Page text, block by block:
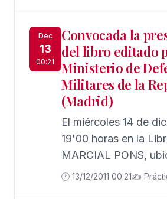
Dec
13
00:21
Convocada la
del libro editado
Ministerio de
Militares de la
(Madrid)
El miércoles 14 de
19'00 horas en la
MARCIAL PONS,
madrileña Plaza del
🕐 13/12/2011 00:21✍️